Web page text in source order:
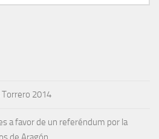
2014
a favor de un referéndum por la